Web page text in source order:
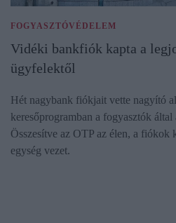
FOGYASZTÓVÉDELEM
Vidéki bankfiók kapta a
ügyfelektől
Hét nagybank fiókjait vette nagyító
keresőprogramban a fogyasztók
Összesítve az OTP az élen, a fiókok
egység vezet.